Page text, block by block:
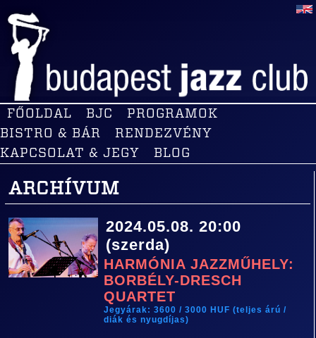
FŐOLDAL BJC
PROGRAMOK
BISTRO & BÁR
RENDEZVÉNY
KAPCSOLAT & JEGY
BLOG
ARCHÍVUM
2024.05.08. 20:00
(szerda)
HARMÓNIA JAZZMŰHELY:
BORBÉLY-DRESCH
QUARTET
Jegyárak: 3600 / 3000 HUF (teljes árú /
diák és nyugdíjas)